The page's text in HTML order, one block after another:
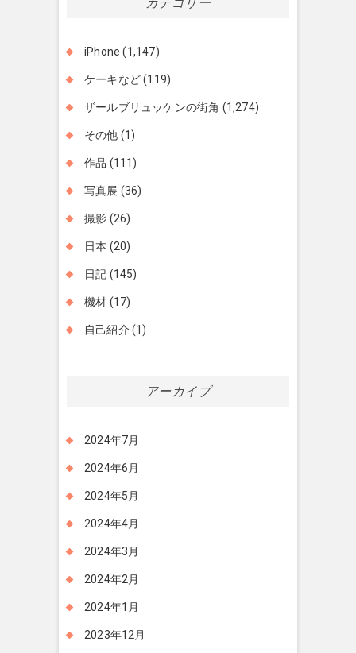
iPhone (1,147)
ケーキなど(119)
ザールブリュッケンの街角 (1,274)
その他 (1)
作品 (111)
写真展 (36)
撮影 (26)
日本 (20)
日記 (145)
機材 (17)
自己紹介 (1)
アーカイブ
2024年7月
2024年6月
2024年5月
2024年4月
2024年3月
2024年2月
2024年1月
2023年12月